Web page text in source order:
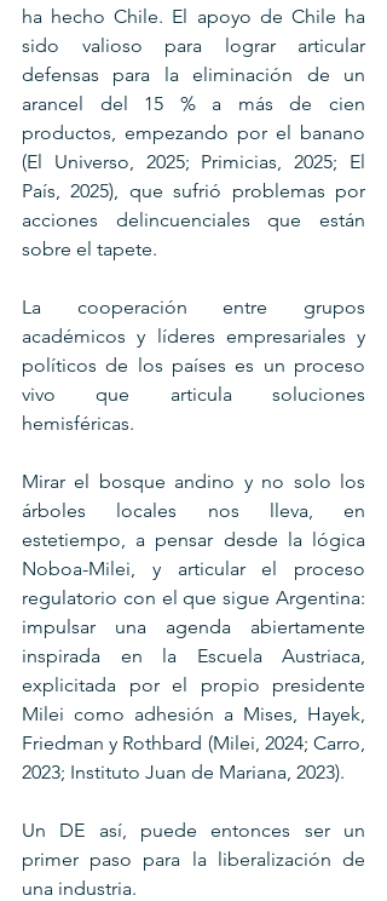
ha hecho Chile. El apoyo de Chile ha
sido valioso para lograr articular
defensas para la eliminación de un
arancel del 15 % a más de cien
productos, empezando por el banano
(El Universo, 2025; Primicias, 2025; El
País, 2025), que sufrió problemas por
acciones delincuenciales que están
sobre el tapete.
La cooperación entre grupos
académicos y líderes empresariales y
políticos de los países es un proceso
vivo que articula soluciones
hemisféricas.
Mirar el bosque andino y no solo los
árboles locales nos lleva, en
estetiempo, a pensar desde la lógica
Noboa-Milei, y articular el proceso
regulatorio con el que sigue Argentina:
impulsar una agenda abiertamente
inspirada en la Escuela Austriaca,
explicitada por el propio presidente
Milei como adhesión a Mises, Hayek,
Friedman y Rothbard (Milei, 2024; Carro,
2023; Instituto Juan de Mariana, 2023).
Un DE así, puede entonces ser un
primer paso para la liberalización de
una industria.